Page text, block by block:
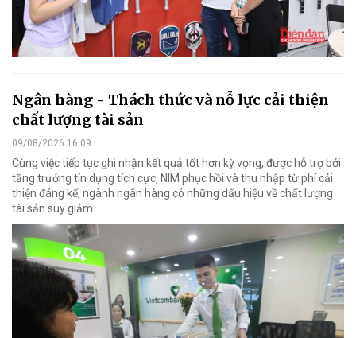
Ngân hàng - Thách thức và nỗ lực cải thiện
chất lượng tài sản
09/08/2026 16:09
Cùng việc tiếp tục ghi nhận kết quả tốt hơn kỳ vọng, được hỗ trợ bởi
tăng trưởng tín dụng tích cực, NIM phục hồi và thu nhập từ phí cải
thiện đáng kể, ngành ngân hàng có những dấu hiệu về chất lượng
tài sản suy giảm.